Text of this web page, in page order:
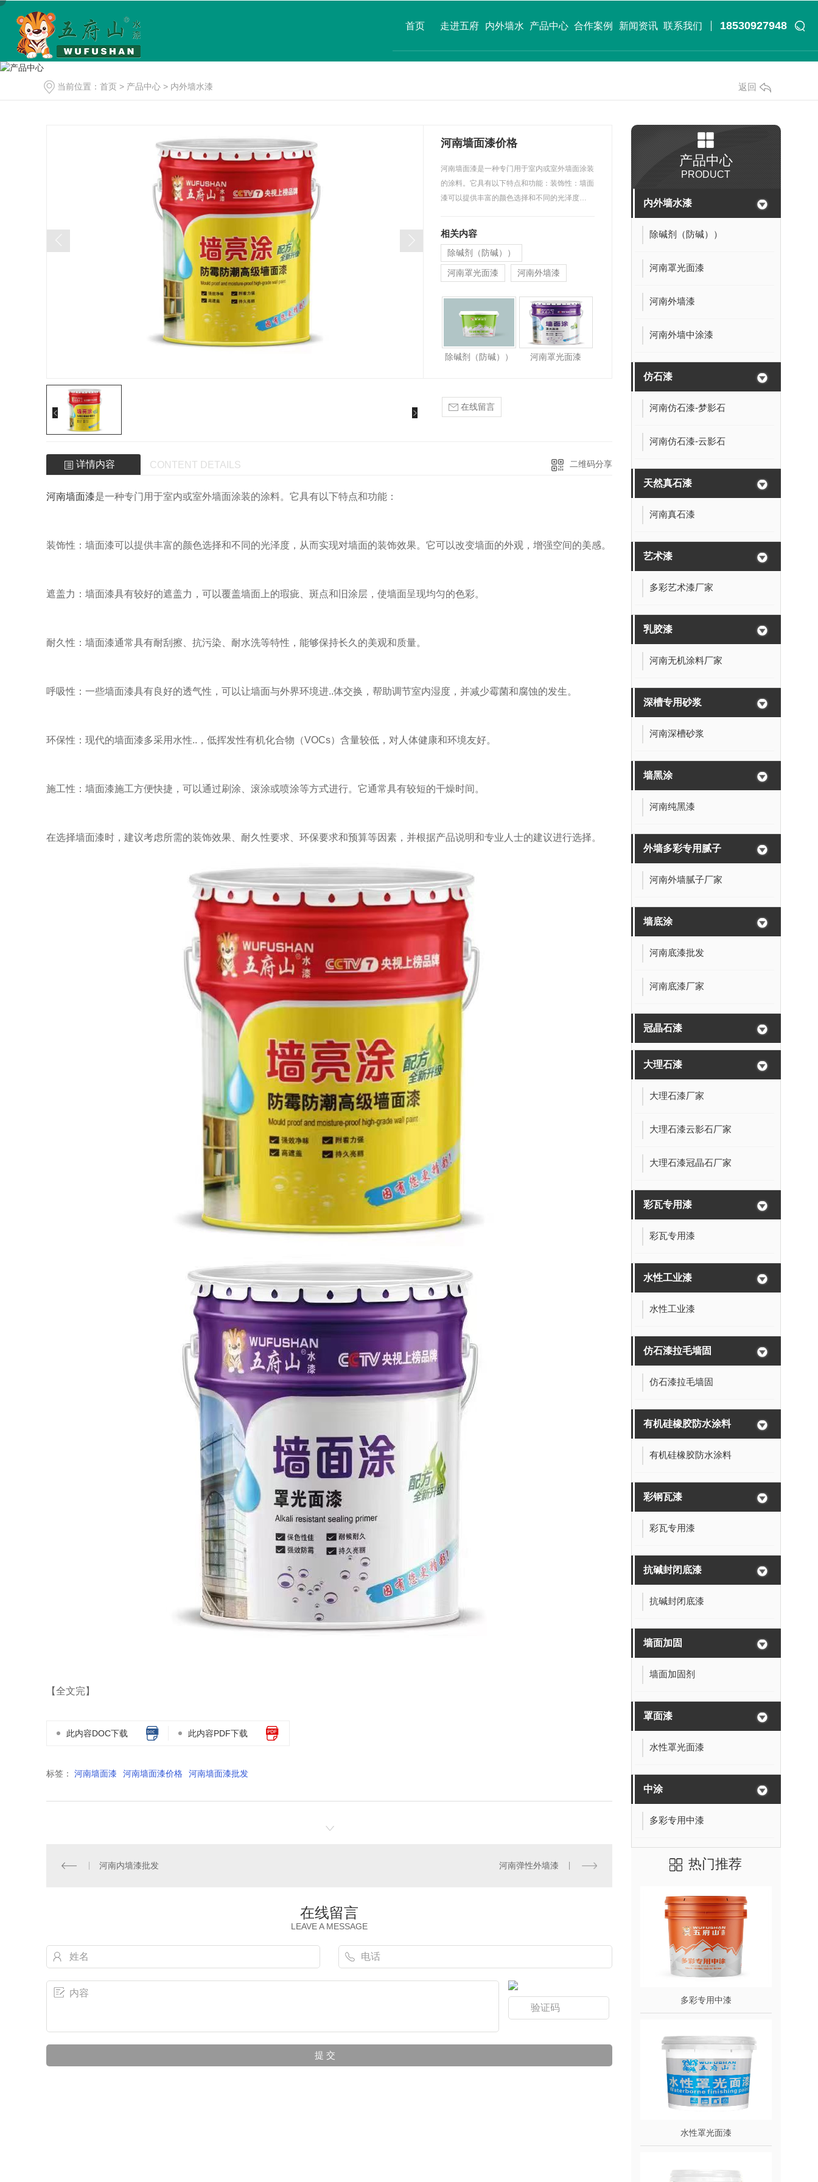
首页 走进五府 内外墙水 产品中心 合作案例 新闻资讯 联系我们 18530927948
当前位置： 首页 > 产品中心 > 内外墙水漆 返回
河南墙面漆价格
河南墙面漆是一种专门用于室内或室外墙面涂装
的涂料。它具有以下特点和功能：装饰性：墙面
漆可以提供丰富的颜色选择和不同的光泽度…
相关内容
除碱剂（防碱））
河南罩光面漆 河南外墙漆
除碱剂（防碱）） 河南罩光面漆
在线留言
详情内容 CONTENT DETAILS 二维码分享
河南墙面漆是一种专门用于室内或室外墙面涂装的涂料。它具有以下特点和功能：
装饰性：墙面漆可以提供丰富的颜色选择和不同的光泽度，从而实现对墙面的装饰效果。它可以改变墙面的外观，增强空间的美感。
遮盖力：墙面漆具有较好的遮盖力，可以覆盖墙面上的瑕疵、斑点和旧涂层，使墙面呈现均匀的色彩。
耐久性：墙面漆通常具有耐刮擦、抗污染、耐水洗等特性，能够保持长久的美观和质量。
呼吸性：一些墙面漆具有良好的透气性，可以让墙面与外界环境进..体交换，帮助调节室内湿度，并减少霉菌和腐蚀的发生。
环保性：现代的墙面漆多采用水性..，低挥发性有机化合物（VOCs）含量较低，对人体健康和环境友好。
施工性：墙面漆施工方便快捷，可以通过刷涂、滚涂或喷涂等方式进行。它通常具有较短的干燥时间。
在选择墙面漆时，建议考虑所需的装饰效果、耐久性要求、环保要求和预算等因素，并根据产品说明和专业人士的建议进行选择。
【全文完】
此内容DOC下载 此内容PDF下载
标签： 河南墙面漆 河南墙面漆价格 河南墙面漆批发
河南内墙漆批发 河南弹性外墙漆
在线留言
LEAVE A MESSAGE
产品中心
PRODUCT
内外墙水漆
除碱剂（防碱））
河南罩光面漆
河南外墙漆
河南外墙中涂漆
仿石漆
河南仿石漆-梦影石
河南仿石漆-云影石
天然真石漆
河南真石漆
艺术漆
多彩艺术漆厂家
乳胶漆
河南无机涂料厂家
深槽专用砂浆
河南深槽砂浆
墙黑涂
河南纯黑漆
外墙多彩专用腻子
河南外墙腻子厂家
墙底涂
河南底漆批发
河南底漆厂家
冠晶石漆
大理石漆
大理石漆厂家
大理石漆云影石厂家
大理石漆冠晶石厂家
彩瓦专用漆
彩瓦专用漆
水性工业漆
水性工业漆
仿石漆拉毛墙固
仿石漆拉毛墙固
有机硅橡胶防水涂料
有机硅橡胶防水涂料
彩钢瓦漆
彩瓦专用漆
抗碱封闭底漆
抗碱封闭底漆
墙面加固
墙面加固剂
罩面漆
水性罩光面漆
中涂
多彩专用中漆
热门推荐
多彩专用中漆
水性罩光面漆